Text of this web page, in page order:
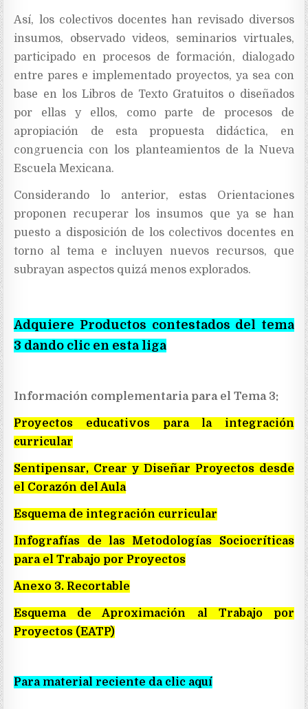
Así, los colectivos docentes han revisado diversos
insumos, observado videos, seminarios virtuales,
participado en procesos de formación, dialogado
entre pares e implementado proyectos, ya sea con
base en los Libros de Texto Gratuitos o diseñados
por ellas y ellos, como parte de procesos de
apropiación de esta propuesta didáctica, en
congruencia con los planteamientos de la Nueva
Escuela Mexicana.
Considerando lo anterior, estas Orientaciones
proponen recuperar los insumos que ya se han
puesto a disposición de los colectivos docentes en
torno al tema e incluyen nuevos recursos, que
subrayan aspectos quizá menos explorados.
Adquiere Productos contestados del tema
3 dando clic en esta liga
Información complementaria para el Tema 3:
Proyectos educativos para la integración
curricular
Sentipensar, Crear y Diseñar Proyectos desde
el Corazón del Aula
Esquema de integración curricular
Infografías de las Metodologías Sociocríticas
para el Trabajo por Proyectos
Anexo 3. Recortable
Esquema de Aproximación al Trabajo por
Proyectos (EATP)
Para material reciente da clic aquí